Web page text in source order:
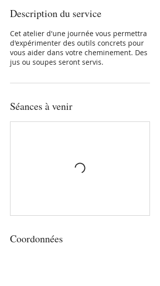
Description du service
Cet atelier d'une journée vous permettra
d'expérimenter des outils concrets pour
vous aider dans votre cheminement. Des
jus ou soupes seront servis.
Séances à venir
Coordonnées